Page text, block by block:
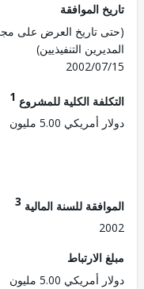
الموافقة
تاريخ العرض على مجلس
التنفيذيين)
2002/
الكلية للمشروع1
5.00 مليون
للسنة المالية3
5.00 مليون